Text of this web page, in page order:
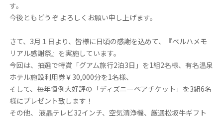
す。
今後ともどうぞ よろしくお願い申し上げます。
さて、3月１日より、皆様に日頃の感謝を込めて、『ベルハメモ
リアル感謝祭』を実施しています。
今回は、抽選で特賞「グアム旅行2泊3日」を1組2名様、有名温泉
ホテル施設利用券￥30,000分を1名様、
そして、毎年恒例大好評の「ディズニーペアチケット」を3組6名
様にプレゼント致します！
その他、 液晶テレビ32インチ、空気清浄機、厳選松坂牛ギフト